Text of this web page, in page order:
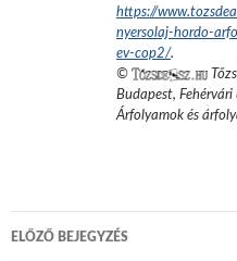
https://
nyersolaj-hordo-
ev-cop2/.
©
Budapest,
Árfolyamok és
Bejegyzés
navigáció
ELŐZŐ BEJEGYZÉS